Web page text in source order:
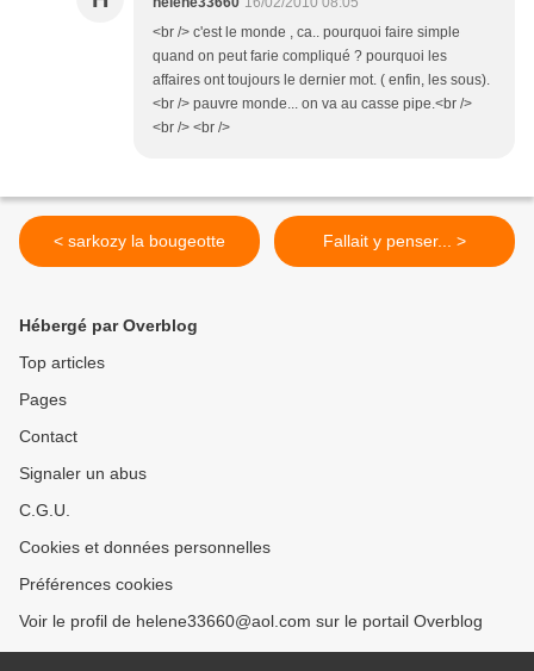
<br /> c'est le monde , ca.. pourquoi faire simple
quand on peut farie compliqué ? pourquoi les
affaires ont toujours le dernier mot. ( enfin, les sous).
<br /> pauvre monde... on va au casse pipe.<br />
<br /> <br />
< sarkozy la bougeotte Fallait y penser... >
Hébergé par Overblog
Top articles
Pages
Contact
Signaler un abus
C.G.U.
Cookies et données personnelles
Préférences cookies
Voir le profil de helene33660@aol.com sur le portail Overblog